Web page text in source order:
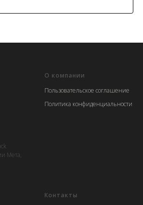
Мета,
О компании
Пользовательское соглашение
Политика конфиденциальности
Контакты